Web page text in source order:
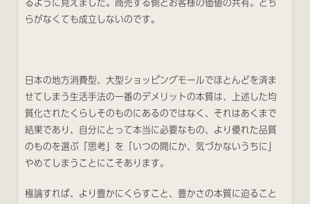
るように見えました。商売する側とお客様の価値の共有。どち
らがなくても成立しないのです。
日本の地方消費型、大型ショッピングモールでほとんどを済ま
せてしまう生活手法の一番のデメリットの本質は、上述した均
質化されたくらしそのものにあるのではなく、それはあくまで
結果であり、自分にとって本当に必要なもの、より優れた品質
のものを選ぶ「思考」を「いつの間にか、気づかないうちに」
やめてしまうことにこそあります。
極論すれば、より豊かにくらすこと、豊かさの本質に迫ること